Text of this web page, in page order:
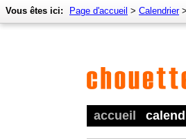
accueil
Vous êtes ici: Page d'accueil > Calendrier>